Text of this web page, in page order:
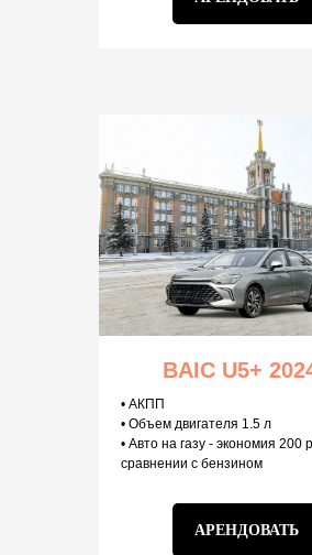
BAIC U5+
• АКПП
• Объем двигателя 1.5 л
• Авто на газу - экономия 200
сравнении с бензином
АРЕНДОВАТЬ